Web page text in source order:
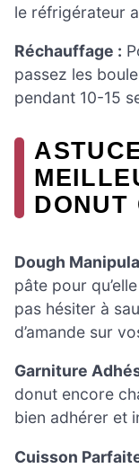
le réfrigérateur
Réchauffage :
passez les
pendant 10-15
DONUT
Dough
pâte pour
pas hésiter à
d’amande sur
Garniture
donut encore
bien adhérer et
Cuisson